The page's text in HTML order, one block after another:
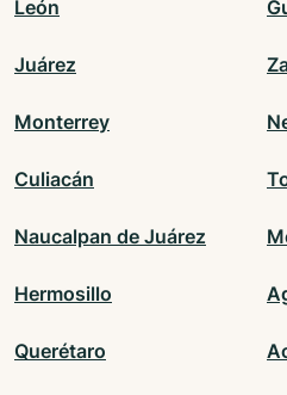
León
Juárez
Monterrey
Culiacán
Naucalpan de Juárez
Hermosillo
Querétaro